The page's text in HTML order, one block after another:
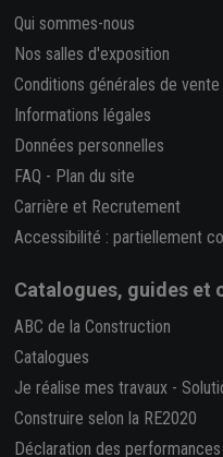
Qui sommes-nous
Nos salles d'exposition
Conditions générales de vente
Informations légales
Données personnelles
FAQ - Plan du site
Carrière et Recrutement
Accessibilité : partiellement
Catalogues, guides et
ABC de la Construction
Catalogues
Je réalise mes travaux -
Construire selon la RE2020
Déclaration des